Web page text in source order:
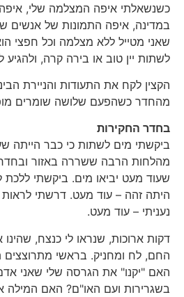
כשנשאלתי איפה המצלמה שלי,
במדינה, איפה התמונות של אנשים
שאני מטייל ללא מצלמה וכל חפצי
לשתות יין טוב או בירה קרה,
הקצין לקח את התעודות והניירת
מהחדר כשהפעם שלושה שומרים
בחדר החקירות
ביקשתי מים לשתות כי כבר הייתה
מהלחות הרבה ששררה באזור ובחדר
שעוד מעט יביאו מים. ביקשתי ללכת
היתה זהה – עוד מעט. דרשתי
נעניתי – עוד מעט.
דקות ארוכות, שנראו לי כנצח,
החם, לח ומחניק. בראשי מתרוצצים
האם "יקנו" את הגרסה שלי שאני
בשגרירות ועם האו"ם? האם המילה